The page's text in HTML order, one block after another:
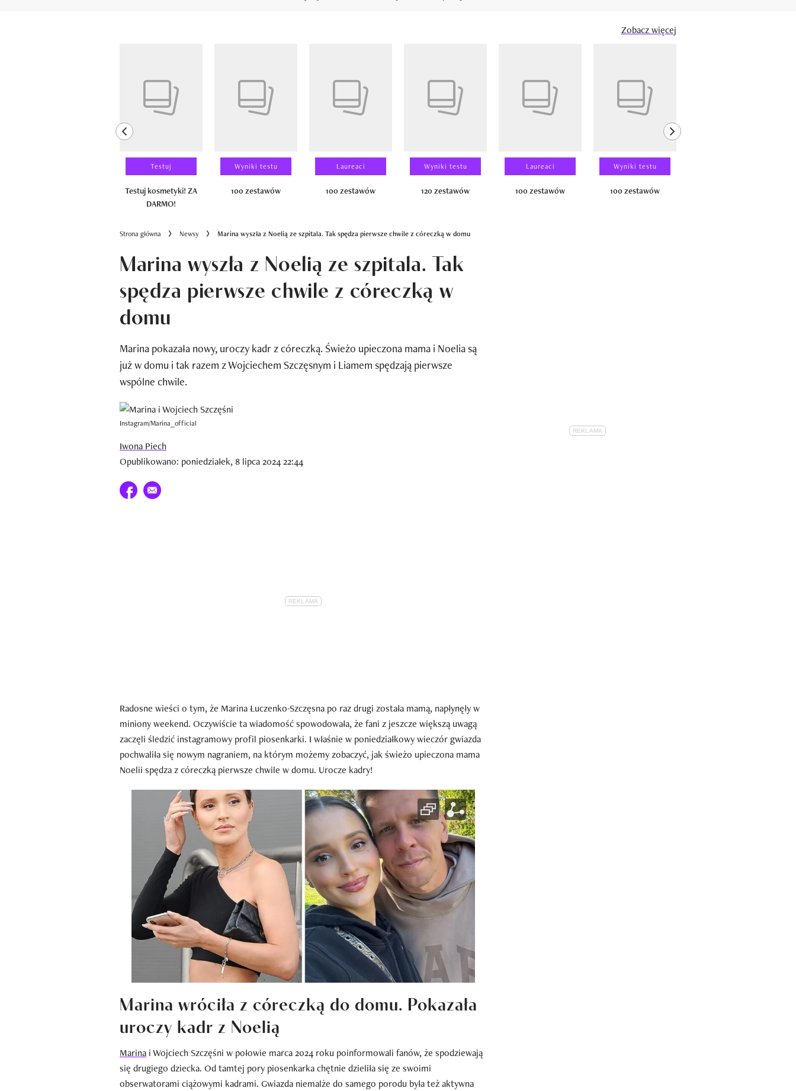
Zobacz więcej
previous element
Testuj
Testuj kosmetyki! ZA
DARMO!
Wyniki testu
100 zestawów
Laureaci
100 zestawów
Wyniki testu
120 zestawów
Laureaci
100 zestawów
Wyniki testu
100 zestawów
next element
Strona główna Newsy Marina wyszła z Noelią ze szpitala. Tak spędza pierwsze chwile z córeczką w domu
Marina wyszła z Noelią ze szpitala. Tak
spędza pierwsze chwile z córeczką w
domu
Marina pokazała nowy, uroczy kadr z córeczką. Świeżo upieczona mama i Noelia są
już w domu i tak razem z Wojciechem Szczęsnym i Liamem spędzają pierwsze
wspólne chwile.
Instagram/Marina_official
Iwona Piech
Opublikowano: poniedziałek, 8 lipca 2024 22:44
Udostępnij na facebook
E-mail do przyjaciela
Radosne wieści o tym, że Marina Łuczenko-Szczęsna po raz drugi została mamą, napłynęły w
miniony weekend. Oczywiście ta wiadomość spowodowała, że fani z jeszcze większą uwagą
zaczęli śledzić instagramowy profil piosenkarki. I właśnie w poniedziałkowy wieczór gwiazda
pochwaliła się nowym nagraniem, na którym możemy zobaczyć, jak świeżo upieczona mama
Noelii spędza z córeczką pierwsze chwile w domu. Urocze kadry!
Marina wróciła z córeczką do domu. Pokazała
uroczy kadr z Noelią
Marina i Wojciech Szczęśni w połowie marca 2024 roku poinformowali fanów, że spodziewają
się drugiego dziecka. Od tamtej pory piosenkarka chętnie dzieliła się ze swoimi
obserwatorami ciążowymi kadrami. Gwiazda niemalże do samego porodu była też aktywna